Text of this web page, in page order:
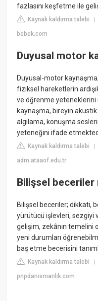
fazlasını keşfetme ile
Kaynak kaldırma talebi
bebek.com
Duyusal motor
Duyusal-motor
fiziksel hareketlerin
ve öğrenme yeteneklerini
kaynaşma, bireyin akustik
algılama, konuşma
yeteneğini ifade
Kaynak kaldırma talebi
adm.ataaof.edu.tr
Bilişsel beceriler
Bilişsel beceriler; dikkati,
yürütücü işlevleri, sezgiyi
gelişim, zekânın temelini
yeni durumları
baş etme becerisini
Kaynak kaldırma talebi
pnpdanismanlik.com